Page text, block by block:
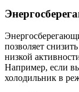
позволяет
низкой
Например, если
холодильник в